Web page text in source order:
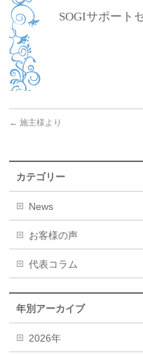
SOGIサポート
← 施主様より
カテゴリー
News
お客様の声
代表コラム
年別アーカイブ
2026年